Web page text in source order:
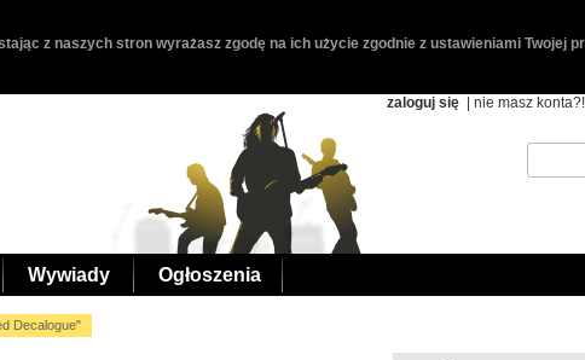
z naszych stron wyrażasz zgodę na ich użycie zgodnie z ustawieniami Twojej
zaloguj się | nie masz konta?!
Wywiady Ogłoszenia
Decalogue"